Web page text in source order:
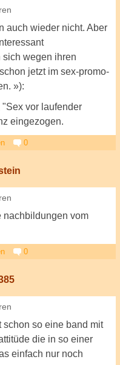
auch wieder nicht. Aber
sich wegen ihren
jetzt im sex-promo-
»):
vor laufender
eingezogen.
0
nachbildungen vom
0
schon so eine band mit
die in so einer
einfach nur noch